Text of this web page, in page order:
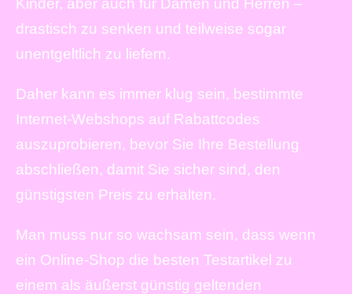
drastisch zu senken und teilweise sogar
unentgeltlich zu liefern.
Daher kann es immer klug sein, bestimmte
Internet-Webshops auf Rabattcodes
auszuprobieren, bevor Sie Ihre Bestellung
abschließen, damit Sie sicher sind, den
günstigsten Preis zu erhalten.
Man muss nur so wachsam sein, dass wenn
ein Online-Shop die besten Testartikel zu
einem als äußerst günstig geltenden